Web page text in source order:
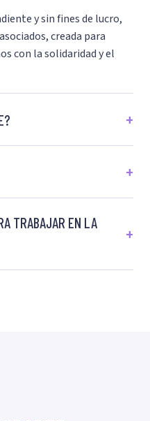
y sin fines de lucro,
creada para
con la solidaridad y el
TRABAJAR EN LA